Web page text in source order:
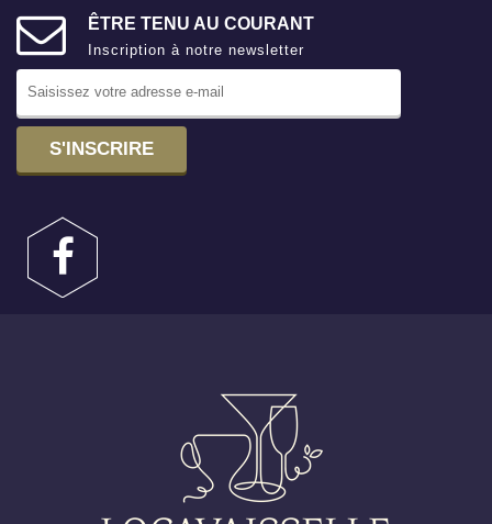
ÊTRE TENU AU COURANT
Inscription à notre newsletter
S'INSCRIRE